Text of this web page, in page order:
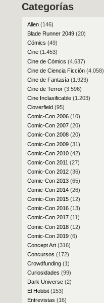
Categorías
Alien(146)
Blade Runner 2049(20)
Cómics (49)
Cine(1.453)
Cine de Cómics (4.637)
Cine de Ciencia Ficción(4.058)
Cine de Fantasía(1.923)
Cine de Terror(3.596)
Cine Inclasificable(1.203)
Cloverfield(95)
Comic-Con 2006(10)
Comic-Con 2007(20)
Comic-Con 2008(20)
Comic-Con 2009(31)
Comic-Con 2010(42)
Comic-Con 2011 (27)
Comic-Con 2012(36)
Comic-Con 2013(65)
Comic-Con 2014(26)
Comic-Con 2015(12)
Comic-Con 2016(13)
Comic-Con 2017(11)
Comic-Con 2018(12)
Comic-Con 2019(6)
Concept Art(316)
Concursos (172)
Crowdfunding(1)
Curiosidades (99)
Dark Universe(2)
El Hobbit(153)
Entrevistas (16)